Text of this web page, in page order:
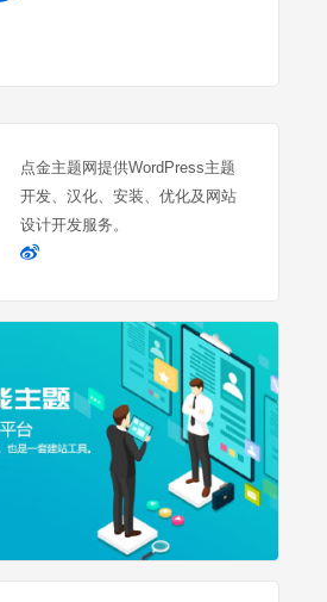
点金主题网提供WordPress主题
开发、汉化、安装、优化及网站
设计开发服务。